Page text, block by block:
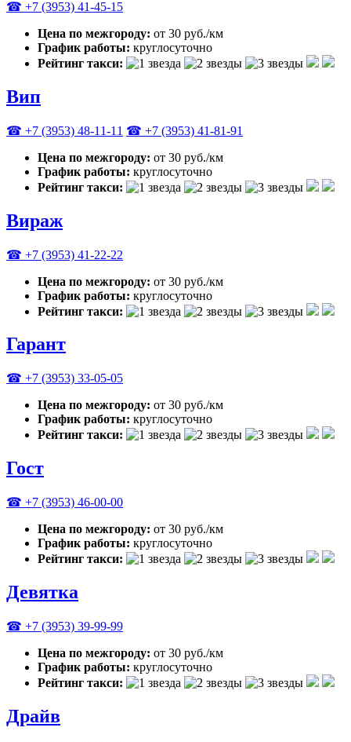
☎ +7 (3953) 41-45-15
Цена по межгороду: от 30 руб./км
График работы: круглосуточно
Рейтинг такси:
Вип
☎ +7 (3953) 48-11-11 ☎ +7 (3953) 41-81-91
Цена по межгороду: от 30 руб./км
График работы: круглосуточно
Рейтинг такси:
Вираж
☎ +7 (3953) 41-22-22
Цена по межгороду: от 30 руб./км
График работы: круглосуточно
Рейтинг такси:
Гарант
☎ +7 (3953) 33-05-05
Цена по межгороду: от 30 руб./км
График работы: круглосуточно
Рейтинг такси:
Гост
☎ +7 (3953) 46-00-00
Цена по межгороду: от 30 руб./км
График работы: круглосуточно
Рейтинг такси:
Девятка
☎ +7 (3953) 39-99-99
Цена по межгороду: от 30 руб./км
График работы: круглосуточно
Рейтинг такси:
Драйв